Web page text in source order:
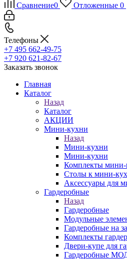
Сравнение0 Отложенные 0
Телефоны
+7 495 662-49-75
+7 920 621-82-67
Заказать звонок
Главная
Каталог
Назад
Каталог
АКЦИИ
Мини-кухни
Назад
Мини-кухни
Мини-кухни
Комплекты мини-
Столы к мини-
Аксессуары для
Гардеробные
Назад
Гардеробные
Модульные
Гардеробные на
Комплекты
Двери-купе для
Гардеробные